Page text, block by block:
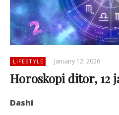
LIFESTYLE January 12, 2026
Horoskopi ditor, 12
Dashi